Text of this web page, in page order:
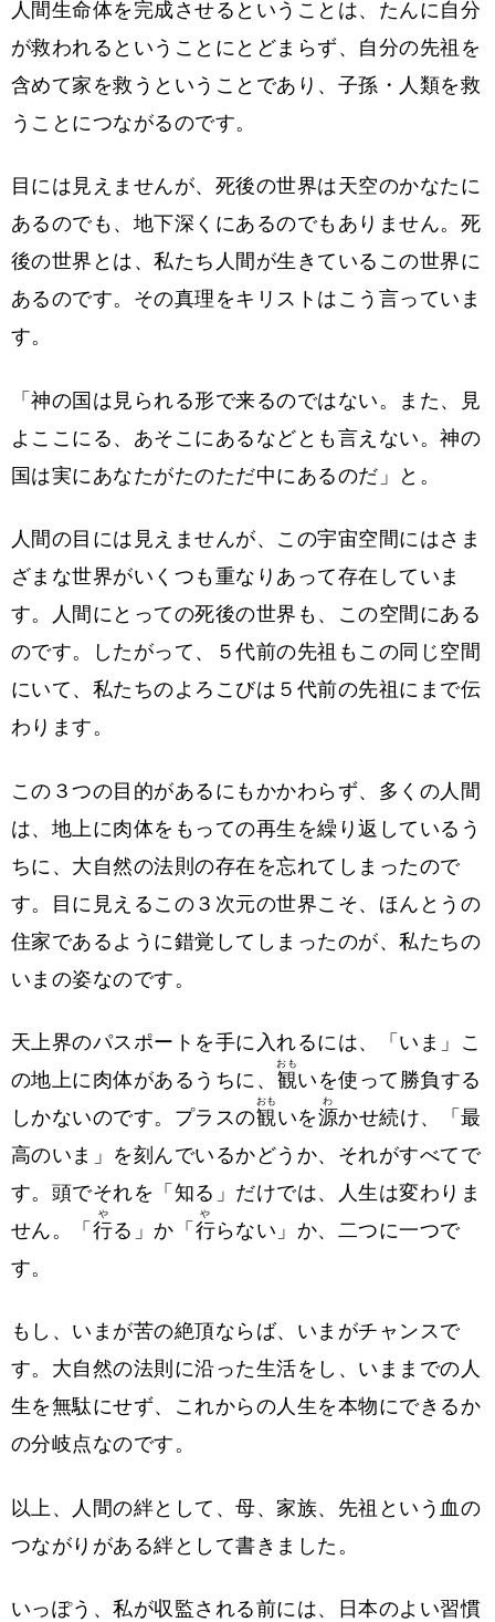
人間生命体を完成させるということは、たんに自分
が救われるということにとどまらず、自分の先祖を
含めて家を救うということであり、子孫・人類を救
うことにつながるのです。
目には見えませんが、死後の世界は天空のかなたに
あるのでも、地下深くにあるのでもありません。死
後の世界とは、私たち人間が生きているこの世界に
あるのです。その真理をキリストはこう言っていま
す。
「神の国は見られる形で来るのではない。また、見
よここにる、あそこにあるなどとも言えない。神の
国は実にあなたがたのただ中にあるのだ」と。
人間の目には見えませんが、この宇宙空間にはさま
ざまな世界がいくつも重なりあって存在していま
す。人間にとっての死後の世界も、この空間にある
のです。したがって、５代前の先祖もこの同じ空間
にいて、私たちのよろこびは５代前の先祖にまで伝
わります。
この３つの目的があるにもかかわらず、多くの人間
は、地上に肉体をもっての再生を繰り返しているう
ちに、大自然の法則の存在を忘れてしまったので
す。目に見えるこの３次元の世界こそ、ほんとうの
住家であるように錯覚してしまったのが、私たちの
いまの姿なのです。
天上界のパスポートを手に入れるには、「いま」こ
の地上に肉体があるうちに、 観
おも
いを使って勝負する
しかないのです。プラスの観
おも
いを源
わ
かせ続け、「最
高のいま」を刻んでいるかどうか、それがすべてで
す。頭でそれを「知る」だけでは、人生は変わりま
せん。「 行
や
る」か「 行
や
らない」か、二つに一つで
す。
もし、いまが苦の絶頂ならば、いまがチャンスで
す。大自然の法則に沿った生活をし、いままでの人
生を無駄にせず、これからの人生を本物にできるか
の分岐点なのです。
以上、人間の絆として、母、家族、先祖という血の
つながりがある絆として書きました。
いっぽう、私が収監される前には、日本のよい習慣